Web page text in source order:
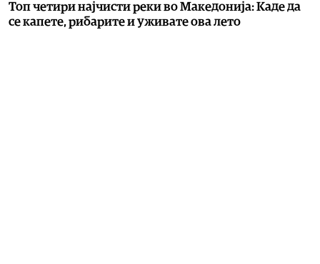
Топ четири најчисти реки во Македонија: Каде да
се капете, рибарите и уживате ова лето